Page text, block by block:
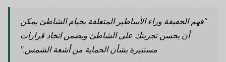
“فهم الحقيقة وراء الأساطير المتعلقة بخيام الشاطئ يمكن
أن يحسن تجربتك على الشاطئ ويضمن اتخاذ قرارات
مستنيرة بشأن الحماية من أشعة الشمس.”